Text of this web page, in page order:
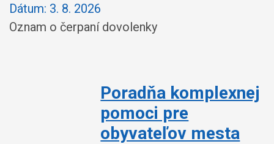
Dátum: 3. 8. 2026
Oznam o čerpaní dovolenky
Poradňa komplexnej
pomoci pre
obyvateľov mesta